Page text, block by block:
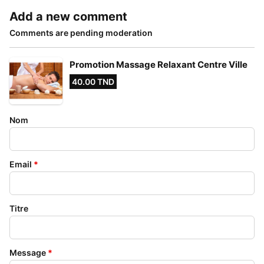
Add a new comment
Comments are pending moderation
Promotion Massage Relaxant Centre Ville
40.00 TND
Nom
Email *
Titre
Message *